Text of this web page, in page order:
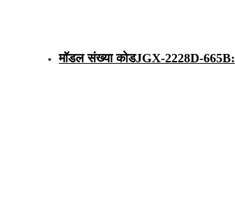
मॉडल संख्या कोडJGX-2228D-665B: